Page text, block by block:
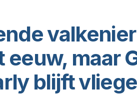
valkenier
maar
blijft